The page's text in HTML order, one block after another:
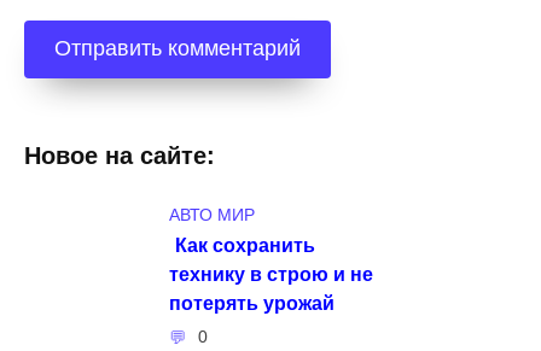
Новое на сайте:
АВТО МИР
Как сохранить
технику в строю и не
потерять урожай
0